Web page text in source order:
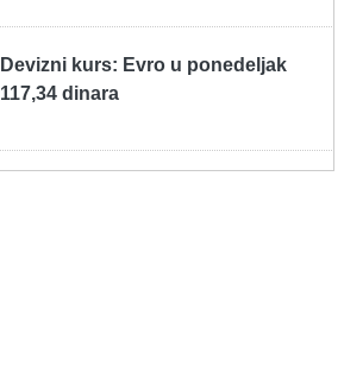
Devizni kurs: Evro u ponedeljak
117,34 dinara